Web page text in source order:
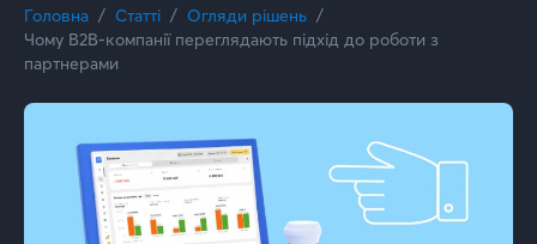
Головна Статті
Огляди рішень
Чому B2B-компанії переглядають підхід до роботи з
партнерами